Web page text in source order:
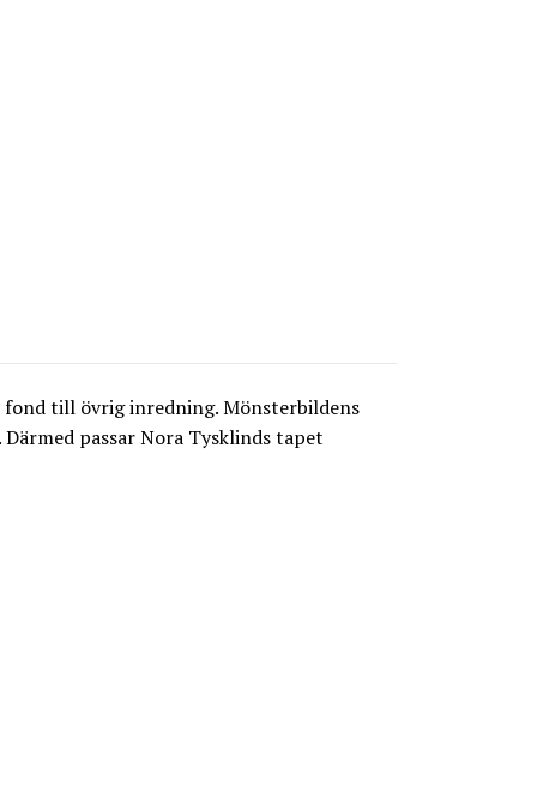
fond till övrig inredning. Mönsterbildens
passar Nora Tysklinds tapet